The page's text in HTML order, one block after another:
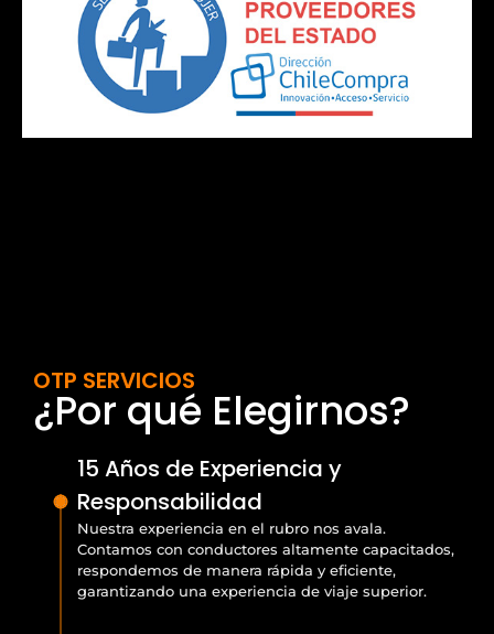
OTP SERVICIOS
¿Por qué Elegirnos?
15 Años de Experiencia y
Responsabilidad
Nuestra experiencia en el rubro nos avala.
Contamos con conductores altamente capacitados,
respondemos de manera rápida y eficiente,
garantizando una experiencia de viaje superior.